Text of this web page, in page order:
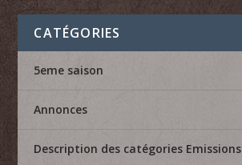
CATÉGORIES
5eme saison
Annonces
Description des catégories Emissions